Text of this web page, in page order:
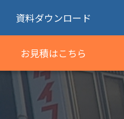
採用情報 お問い合わせ
試作加工のご相談
資料ダウンロード
お見積はこちら